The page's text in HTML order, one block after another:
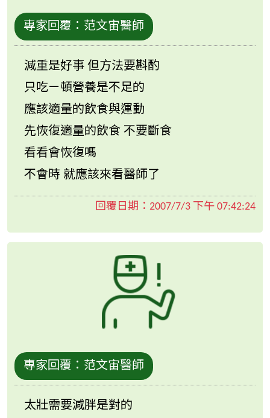
專家回覆： 范文宙醫師
減重是好事 但方法要斟酌
只吃ㄧ頓營養是不足的
應該適量的飲食與運動
先恢復適量的飲食 不要斷食
看看會恢復嗎
不會時 就應該來看醫師了
回覆日期： 2007/7/3 下午 07:42:24
專家回覆： 范文宙醫師
太壯需要減胖是對的